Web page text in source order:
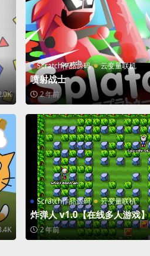
Scratch作品源码 云变量联机
喷射战士
2 年前
Scratch作品源码 云变量联机
炸弹人 v1.0【在线多人游戏】
2 年前